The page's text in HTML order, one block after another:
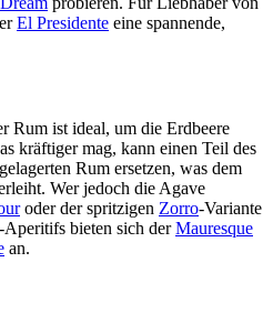
El Presidente eine spannende,
Rum ist ideal, um die Erdbeere
kräftiger mag, kann einen Teil des
Rum ersetzen, was dem
Wer jedoch die Agave
oder der spritzigen Zorro-Variante
bieten sich derMauresque
an.